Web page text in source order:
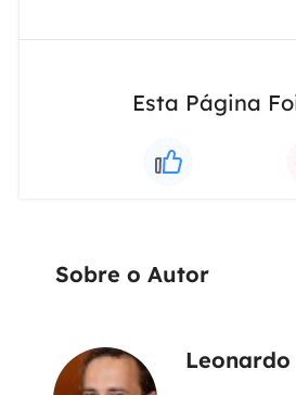
Esta Página
Sobre o Autor
Leonardo